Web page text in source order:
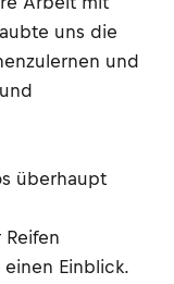
uns die
und
überhaupt
Einblick.